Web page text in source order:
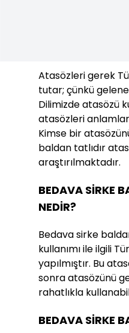
Atasözleri gerek
tutar; çünkü
Dilimizde atasözü
atasözleri
Kimse bir
baldan tatlıdır
araştırılmaktadır.
BEDAVA SİRKE
NEDİR?
Bedava sirke
kullanımı ile ilgili
yapılmıştır. Bu
sonra atasözünü
rahatlıkla
BEDAVA SİRKE